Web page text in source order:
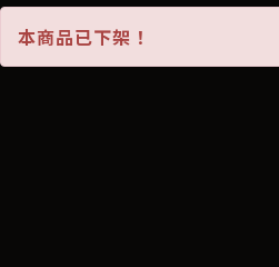
本商品已下架！